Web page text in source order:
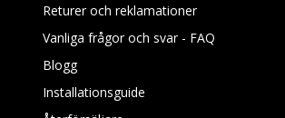
Returer och reklamationer
Vanliga frågor och svar - FAQ
Blogg
Installationsguide